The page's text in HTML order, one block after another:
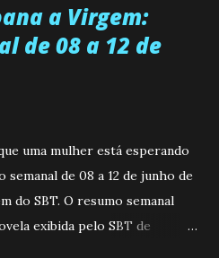
a Virgem:
de 08 a 12 de
uma mulher está esperando
de 08 a 12 de junho de
do SBT. O resumo semanal
exibida pelo SBT de